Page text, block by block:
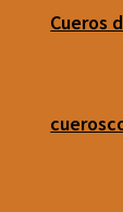
Cueros